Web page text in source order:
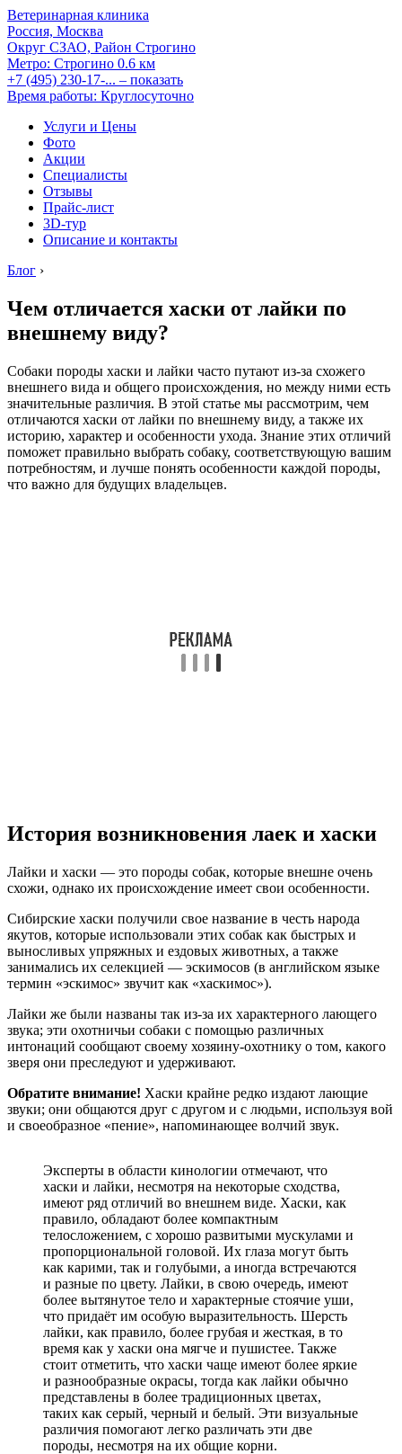
Ветеринарная клиника
Россия, Москва
Округ СЗАО, Район Строгино
Метро: Строгино 0.6 км
+7 (495) 230-17-... – показать
Время работы: Круглосуточно
Услуги и Цены
Фото
Акции
Специалисты
Отзывы
Прайс-лист
3D-тур
Описание и контакты
Блог ›
Чем отличается хаски от лайки по
внешнему виду?
Собаки породы хаски и лайки часто путают из-за схожего
внешнего вида и общего происхождения, но между ними есть
значительные различия. В этой статье мы рассмотрим, чем
отличаются хаски от лайки по внешнему виду, а также их
историю, характер и особенности ухода. Знание этих отличий
поможет правильно выбрать собаку, соответствующую вашим
потребностям, и лучше понять особенности каждой породы,
что важно для будущих владельцев.
История возникновения лаек и хаски
Лайки и хаски — это породы собак, которые внешне очень
схожи, однако их происхождение имеет свои особенности.
Сибирские хаски получили свое название в честь народа
якутов, которые использовали этих собак как быстрых и
выносливых упряжных и ездовых животных, а также
занимались их селекцией — эскимосов (в английском языке
термин «эскимос» звучит как «хаскимос»).
Лайки же были названы так из-за их характерного лающего
звука; эти охотничьи собаки с помощью различных
интонаций сообщают своему хозяину-охотнику о том, какого
зверя они преследуют и удерживают.
Обратите внимание! Хаски крайне редко издают лающие
звуки; они общаются друг с другом и с людьми, используя вой
и своеобразное «пение», напоминающее волчий звук.
Эксперты в области кинологии отмечают, что
хаски и лайки, несмотря на некоторые сходства,
имеют ряд отличий во внешнем виде. Хаски, как
правило, обладают более компактным
телосложением, с хорошо развитыми мускулами и
пропорциональной головой. Их глаза могут быть
как карими, так и голубыми, а иногда встречаются
и разные по цвету. Лайки, в свою очередь, имеют
более вытянутое тело и характерные стоячие уши,
что придаёт им особую выразительность. Шерсть
лайки, как правило, более грубая и жесткая, в то
время как у хаски она мягче и пушистее. Также
стоит отметить, что хаски чаще имеют более яркие
и разнообразные окрасы, тогда как лайки обычно
представлены в более традиционных цветах,
таких как серый, черный и белый. Эти визуальные
различия помогают легко различать эти две
породы, несмотря на их общие корни.